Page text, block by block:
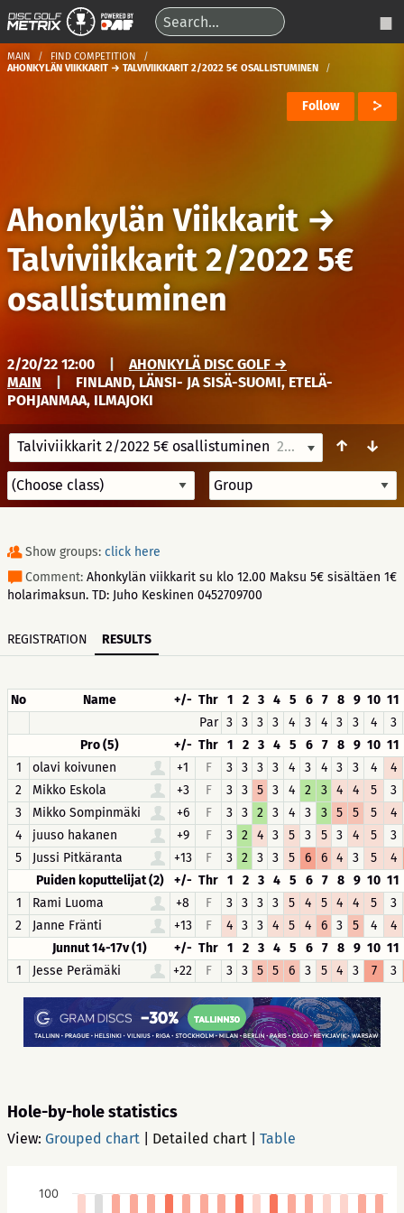
MAIN
FIND COMPETITION
AHONKYLÄN VIIKKARIT → TALVIVIIKKARIT 2/2022 5€ OSALLISTUMINEN
Follow
Ahonkylän Viikkarit →
Talviviikkarit 2/2022 5€
osallistuminen
2/20/22 12:00
AHONKYLÄ DISC GOLF →
MAIN
FINLAND, LÄNSI- JA SISÄ-SUOMI, ETELÄ-
POHJANMAA, ILMAJOKI
Talviviikkarit 2/2022 5€ osallistuminen 2/20/22 12:00 ↑ ↓
Show groups: click here
Comment: Ahonkylän viikkarit su klo 12.00 Maksu 5€ sisältäen 1€
holarimaksun. TD: Juho Keskinen 0452709700
REGISTRATION RESULTS
No Name +/- Thr 1 2 3 4 5 6 7 8 9 10 11
Par 3 3 3 3 4 3 4 3 3 4
3
Pro (5)
+/- Thr 1 2 3 4 5 6 7 8 9 10 11
1
olavi koivunen +1 F 3 3 3 3 4 3 4 3 3 4
4
2
Mikko Eskola +3 F 3 3 5 3 4 2 3 4 4 5
3
3
Mikko Sompinmäki +6 F 3 3 2 3 4 3 3 5 5 5
4
4
juuso hakanen +9 F 3 2 4 3 5 3 5 3 4 5
3
5
Jussi Pitkäranta +13 F 3 2 3 3 5 6 6 4 3 5
4
Puiden koputtelijat (2)
+/- Thr 1 2 3 4 5 6 7 8 9 10 11
1
Rami Luoma +8 F 3 3 3 3 5 4 5 4 4 5
3
2
Janne Fränti +13 F 4 3 3 4 5 4 6 3 5 4
4
Junnut 14-17v (1)
+/- Thr 1 2 3 4 5 6 7 8 9 10 11
1
Jesse Perämäki +22 F 3 3 5 5 6 3 5 4 3 7 3
Hole-by-hole statistics
View: Grouped chart Detailed chart Table
100